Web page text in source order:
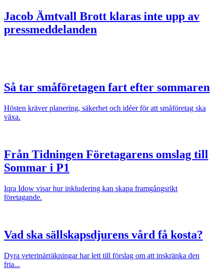
Jacob Ämtvall Brott klaras inte upp av
pressmeddelanden
Så tar småföretagen fart efter sommaren
Hösten kräver planering, säkerhet och idéer för att småföretag ska
växa.
Från Tidningen Företagarens omslag till
Sommar i P1
Iqra Idow visar hur inkludering kan skapa framgångsrikt
företagande.
Vad ska sällskapsdjurens vård få kosta?
Dyra veterinärräkningar har lett till förslag om att inskränka den
fria...